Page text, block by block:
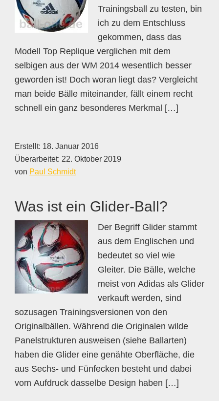
Trainingsball zu testen, bin
ich zu dem Entschluss
gekommen, dass das
Modell Top Replique verglichen mit dem
selbigen aus der WM 2014 wesentlich besser
geworden ist! Doch woran liegt das? Vergleicht
man beide Bälle miteinander, fällt einem recht
schnell ein ganz besonderes Merkmal […]
Erstellt: 18. Januar 2016
Überarbeitet: 22. Oktober 2019
von Paul Schmidt
Was ist ein Glider-Ball?
Der Begriff Glider stammt
aus dem Englischen und
bedeutet so viel wie
Gleiter. Die Bälle, welche
meist von Adidas als Glider
verkauft werden, sind
sozusagen Trainingsversionen von den
Originalbällen. Während die Originalen wilde
Panelstrukturen ausweisen (siehe Ballarten)
haben die Glider eine genähte Oberfläche, die
aus Sechs- und Fünfecken besteht und dabei
vom Aufdruck dasselbe Design haben […]